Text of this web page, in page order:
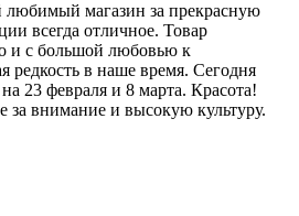
любимый магазин за прекрасную
всегда отличное. Товар
и с большой любовью к
редкость в наше время. Сегодня
23 февраля и 8 марта. Красота!
за внимание и высокую культуру.